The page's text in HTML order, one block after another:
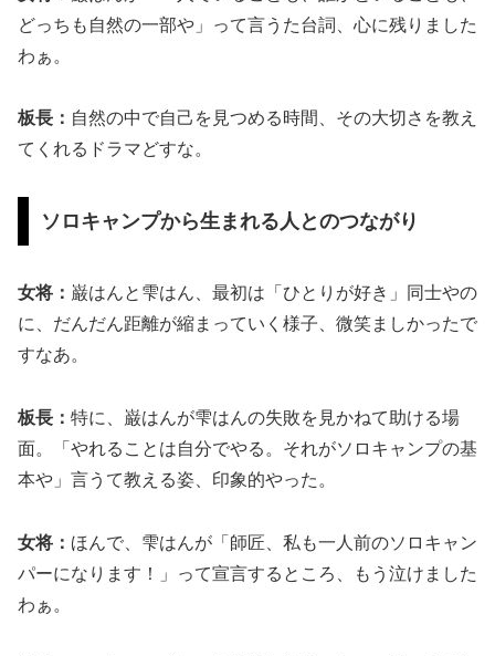
どっちも自然の一部や」って言うた台詞、心に残りました
わぁ。
板長： 自然の中で自己を見つめる時間、その大切さを教え
てくれるドラマどすな。
ソロキャンプから生まれる人とのつながり
女将： 巌はんと雫はん、最初は「ひとりが好き」同士やの
に、だんだん距離が縮まっていく様子、微笑ましかったで
すなあ。
板長： 特に、巌はんが雫はんの失敗を見かねて助ける場
面。「やれることは自分でやる。それがソロキャンプの基
本や」言うて教える姿、印象的やった。
女将： ほんで、雫はんが「師匠、私も一人前のソロキャン
パーになります！」って宣言するところ、もう泣けました
わぁ。